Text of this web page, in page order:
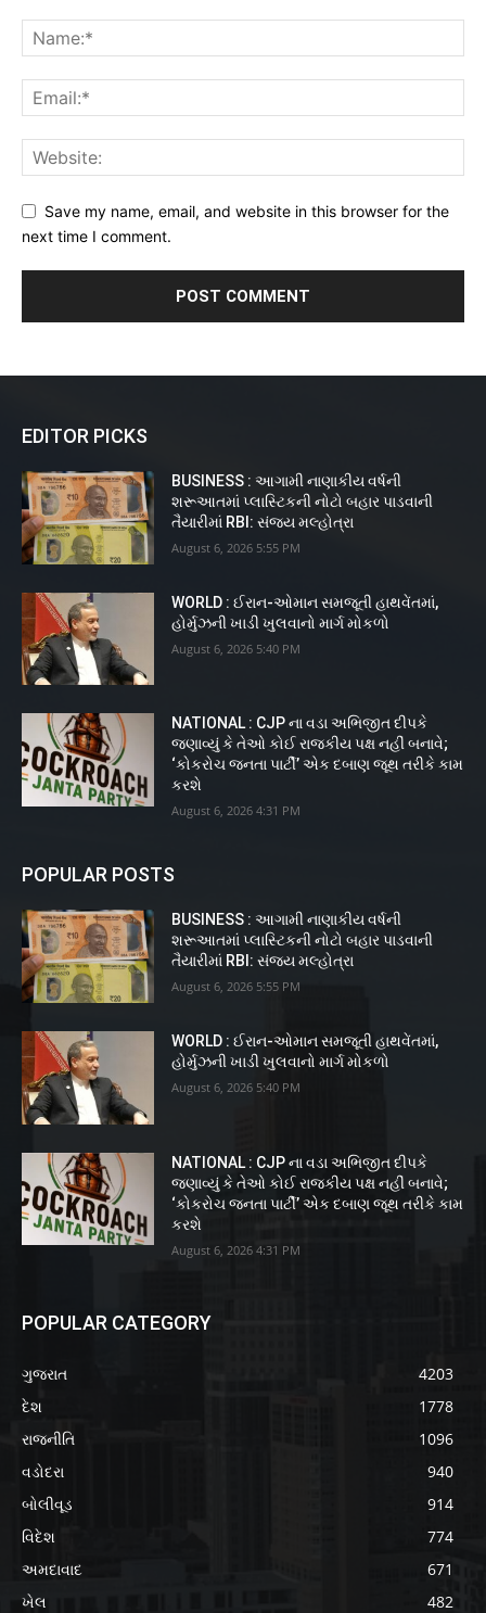
Save my name, email, and website in this browser for the
next time I comment.
EDITOR PICKS
BUSINESS : આગામી નાણાકીય વર્ષની
શરૂઆતમાં પ્લાસ્ટિકની નોટો બહાર પાડવાની
તૈયારીમાં RBI: સંજય મલ્હોત્રા
August 6, 2026 5:55 PM
WORLD : ઈરાન-ઓમાન સમજૂતી હાથવેંતમાં,
હોર્મુઝની ખાડી ખુલવાનો માર્ગ મોકળો
August 6, 2026 5:40 PM
NATIONAL : CJP ના વડા અભિજીત દીપકે
જણાવ્યું કે તેઓ કોઈ રાજકીય પક્ષ નહીં બનાવે;
‘કોકરોચ જનતા પાર્ટી’ એક દબાણ જૂથ તરીકે કામ
કરશે
August 6, 2026 4:31 PM
POPULAR POSTS
BUSINESS : આગામી નાણાકીય વર્ષની
શરૂઆતમાં પ્લાસ્ટિકની નોટો બહાર પાડવાની
તૈયારીમાં RBI: સંજય મલ્હોત્રા
August 6, 2026 5:55 PM
WORLD : ઈરાન-ઓમાન સમજૂતી હાથવેંતમાં,
હોર્મુઝની ખાડી ખુલવાનો માર્ગ મોકળો
August 6, 2026 5:40 PM
NATIONAL : CJP ના વડા અભિજીત દીપકે
જણાવ્યું કે તેઓ કોઈ રાજકીય પક્ષ નહીં બનાવે;
‘કોકરોચ જનતા પાર્ટી’ એક દબાણ જૂથ તરીકે કામ
કરશે
August 6, 2026 4:31 PM
POPULAR CATEGORY
ગુજરાત
4203
દેશ
1778
રાજનીતિ
1096
વડોદરા
940
બોલીવૂડ
914
વિદેશ
774
અમદાવાદ
671
ખેલ
482